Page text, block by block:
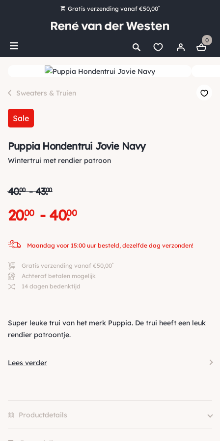
Gratis verzending vanaf €50,00*
Bestel nu, betaal later met Klarna
Ruim 16.000 artikelen op voorraad
0
Sweaters & Truien
Sale
Puppia Hondentrui Jovie Navy
Wintertrui met rendier patroon
40.00 -43.00
20.
00 - 40.
00
Maandag voor 15:00 uur besteld, dezelfde dag verzonden!
Gratis verzending vanaf €50,00*
Achteraf betalen mogelijk
14 dagen bedenktijd
Super leuke trui van het merk Puppia. De trui heeft een leuk
rendier patroontje.
Lees verder
Productdetails